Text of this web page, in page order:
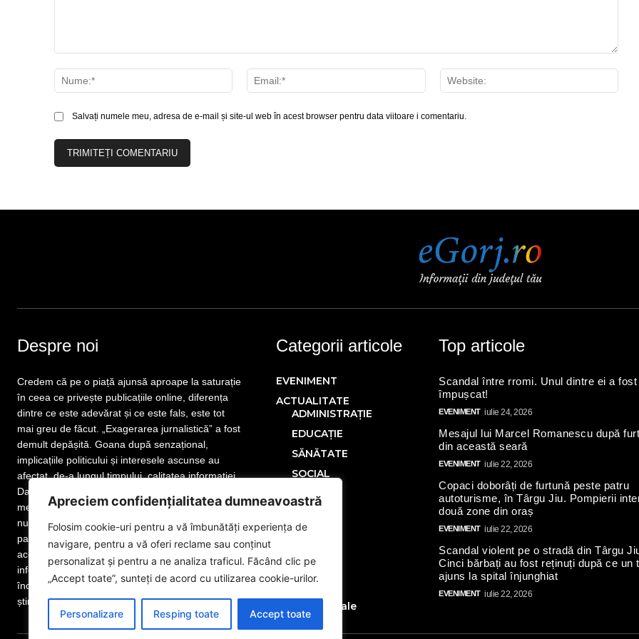
Apreciem confidențialitatea dumneavoastră
Folosim cookie-uri pentru a vă îmbunătăți experiența de
navigare, pentru a vă oferi reclame sau conținut
personalizat și pentru a ne analiza traficul. Făcând clic pe
„Accept toate”, sunteți de acord cu utilizarea cookie-urilor.
Personalizare Resping toate Accept toate
Nume:*
Email:*
Salvați numele meu, adresa de e-mail și site-ul web în acest browser pentru data viitoare i comentariu.
Despre noi
Credem că pe o piață ajunsă aproape la saturație
în ceea ce privește publicațiile online, diferența
dintre ce este adevărat și ce este fals, este tot
mai greu de făcut. „Exagerarea jurnalistică” a fost
demult depășită. Goana după senzațional,
implicațiile politicului și interesele ascunse au
afectat, de-a lungul timpului, calitatea informației.
Dar nu este totul pierdut! Mai sunt publicații care
merită atenția cititorului. Mai sunt jurnaliști care
nu și-au uitat menirea. Mai sunt redactori
pasionați de meseria lor, iar noi facem parte din
această categorie. www.eGorj.ro vă aduce
informații din județul dumneavoastră! Suntem la
început de drum, dar suntem pregătiți să dăm
știrea exactă. Citiți și vă veți convinge!
Categorii articole
EVENIMENT
ACTUALITATE
ADMINISTRAȚIE
EDUCAȚIE
SĂNĂTATE
SOCIAL
POLITICĂ
SPORT
NAȚIONAL
Advertoriale
Anunturi
Top articole
Scandal între rromi. Unul dintre ei a fost
împușcat!
EVENIMENT iulie 24, 2026
Mesajul lui Marcel Romanescu după
din această seară
EVENIMENT iulie 22, 2026
Copaci doborâți de furtună peste patru
autoturisme, în Târgu Jiu. Pompierii
două zone din oraș
EVENIMENT iulie 22, 2026
Scandal violent pe o stradă din Târgu
Cinci bărbați au fost reținuți după ce un
ajuns la spital înjunghiat
EVENIMENT iulie 22, 2026